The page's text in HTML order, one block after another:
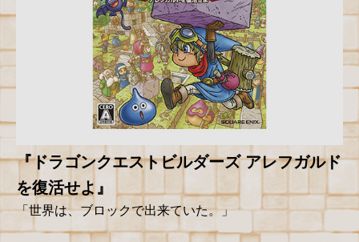
『ドラゴンクエストビルダーズ アレフガルド
を復活せよ』
「世界は、ブロックで出来ていた。」